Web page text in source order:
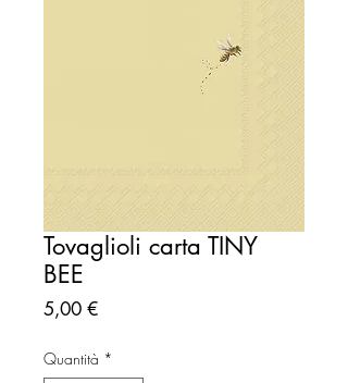
Tovaglioli carta TINY
BEE
5,00 €Prezzo
Quantità *